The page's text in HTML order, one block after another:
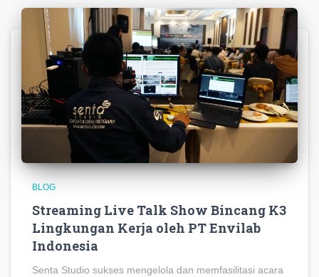
BLOG
Streaming Live Talk Show Bincang K3
Lingkungan Kerja oleh PT Envilab
Indonesia
Senta Studio sukses mengelola dan memfasilitasi acara